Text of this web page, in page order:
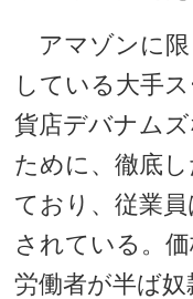
アマゾンに限
している大手
貨店デバナム
ために、徹底
ており、従業
されている。
労働者が半ば